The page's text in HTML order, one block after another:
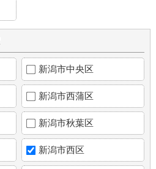
新潟市中央区
新潟市西蒲区
新潟市秋葉区
新潟市西区